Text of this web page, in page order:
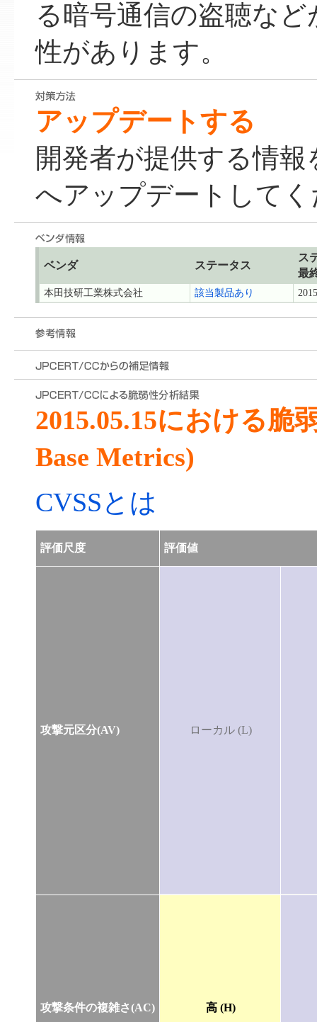
る暗号通信の盗聴な
性があります。
アップデートする
開発者が提供する情
へアップデートして
ベンダ ステータス
ス
最
本田技研工業株式会社 該当製品あり
2015.05.15における脆
Base Metrics)
CVSSとは
評価尺度 評価値
攻撃元区分(AV) ローカル (L)
攻撃条件の複雑さ(AC) 高 (H)